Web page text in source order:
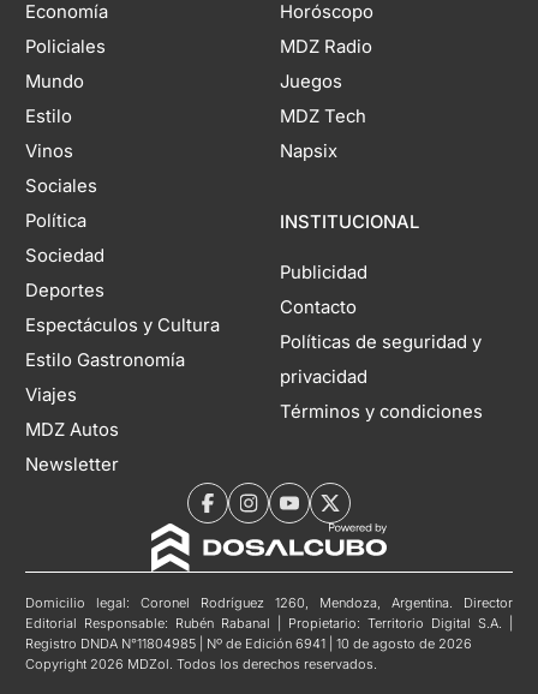
Economía
Policiales
Mundo
Estilo
Vinos
Sociales
Política
Sociedad
Deportes
Espectáculos y Cultura
Estilo Gastronomía
Viajes
MDZ Autos
Newsletter
Horóscopo
MDZ Radio
Juegos
MDZ Tech
Napsix
INSTITUCIONAL
Publicidad
Contacto
Políticas de seguridad y
privacidad
Términos y condiciones
Domicilio legal: Coronel Rodríguez 1260, Mendoza, Argentina. Director
Editorial Responsable: Rubén Rabanal | Propietario: Territorio Digital S.A. |
Registro DNDA N°11804985 | Nº de Edición 6941 | 10 de agosto de 2026
Copyright 2026 MDZol. Todos los derechos reservados.